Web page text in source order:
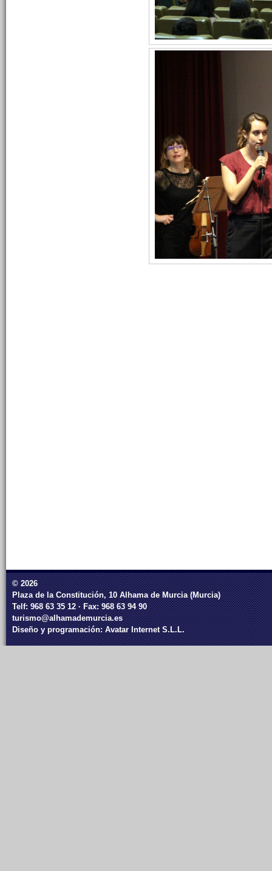
© 2026
Plaza de la Constitución, 10 Alhama de Murcia (Murcia)
Telf: 968 63 35 12 · Fax: 968 63 94 90
turismo@alhamademurcia.es
Diseño y programación:Avatar Internet S.L.L.